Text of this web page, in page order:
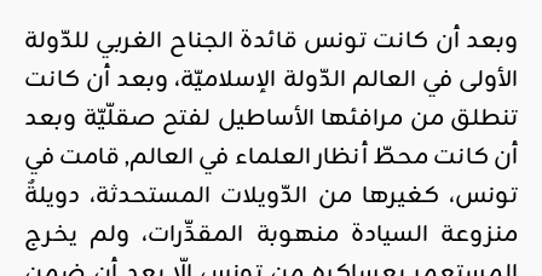
وبعد أن كانت تونس قائدة الجناح الغربي للدّولة
الأولى في العالم الدّولة الإسلاميّة، وبعد أن كانت
تنطلق من مرافئها الأساطيل لفتح صقلّيّة وبعد
أن كانت محطّ أنظار العلماء في العالم, قامت في
تونس، كغيرها من الدّويلات المستحدثة، دويلةٌ
منزوعة السيادة منهوبة المقدِّرات، ولم يخرج